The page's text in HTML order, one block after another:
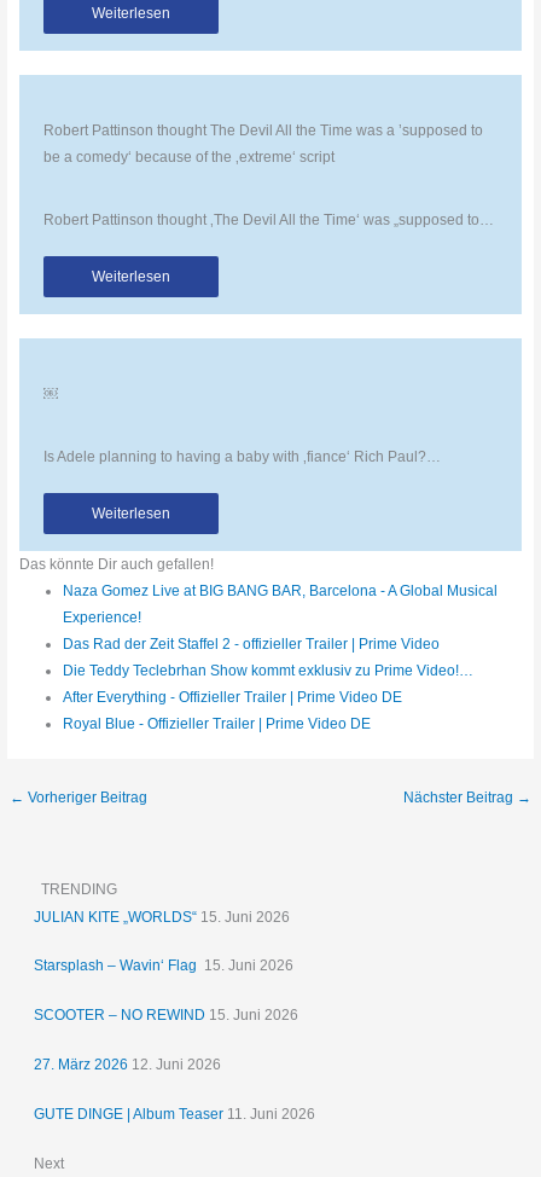
Weiterlesen
Robert Pattinson thought The Devil All the Time was a ’supposed to
be a comedy‘ because of the ‚extreme‘ script
Robert Pattinson thought ‚The Devil All the Time‘ was „supposed to…
Weiterlesen
￼
Is Adele planning to having a baby with ‚fiance‘ Rich Paul?…
Weiterlesen
Das könnte Dir auch gefallen!
Naza Gomez Live at BIG BANG BAR, Barcelona - A Global Musical
Experience!
Das Rad der Zeit Staffel 2 - offizieller Trailer | Prime Video
Die Teddy Teclebrhan Show kommt exklusiv zu Prime Video!…
After Everything - Offizieller Trailer | Prime Video DE
Royal Blue - Offizieller Trailer | Prime Video DE
← Vorheriger Beitrag Nächster Beitrag →
TRENDING
JULIAN KITE „WORLDS“ 15. Juni 2026
Starsplash – Wavin‘ Flag 15. Juni 2026
SCOOTER – NO REWIND 15. Juni 2026
27. März 2026 12. Juni 2026
GUTE DINGE | Album Teaser 11. Juni 2026
Next